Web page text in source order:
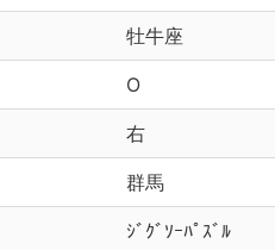
牡牛座
O
右
群馬
ｼﾞｸﾞｿｰﾊﾟｽﾞﾙ